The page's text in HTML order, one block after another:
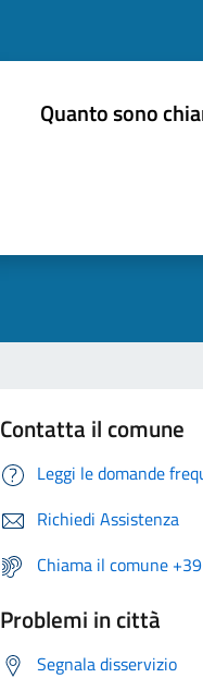
Quanto sono
Contatta il comune
Leggi le domande
Richiedi Assistenza
Chiama il comune
Problemi in città
Segnala disservizio